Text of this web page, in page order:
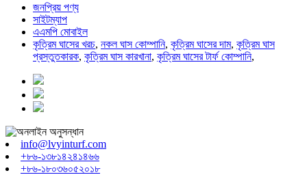
জনপ্রিয় পণ্য
সাইটম্যাপ
এএমপি মোবাইল
কৃত্রিম ঘাসের খরচ, নকল ঘাস কোম্পানি, কৃত্রিম ঘাসের দাম, কৃত্রিম ঘাস
প্রস্তুতকারক, কৃত্রিম ঘাস কারখানা, কৃত্রিম ঘাসের টার্ফ কোম্পানি,
info@lvyinturf.com
+৮৬-১৩৮১৪২৪১৪৬৬
+৮৬-১৮০৩৬০৫২০১৮